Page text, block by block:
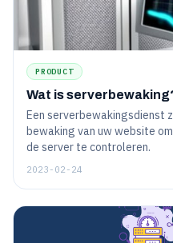
PRODUCT
Wat is
Een serverbewakingsdienst
bewaking van uw website
de server te controleren.
2023-02-24